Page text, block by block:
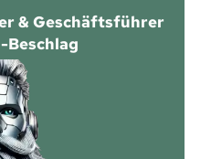
& Geschäftsführer
Beschlag